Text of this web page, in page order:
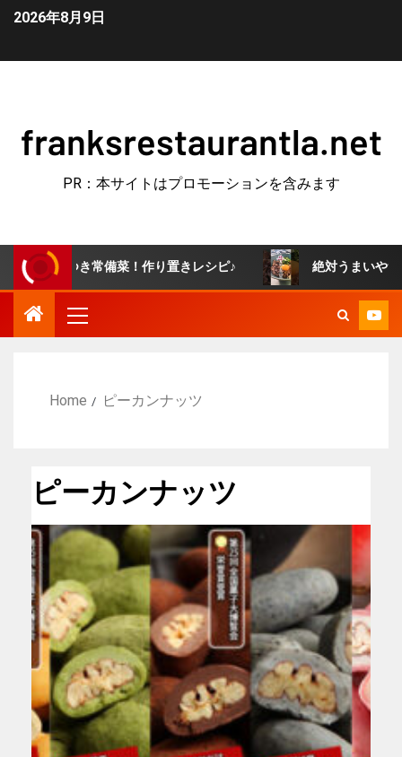
2026年8月9日
franksrestaurantla.net
PR：本サイトはプロモーションを含みます
き常備菜！作り置きレシピ♪ 絶対うまいやつ！牛す
Home ピーカンナッツ
ピーカンナッツ